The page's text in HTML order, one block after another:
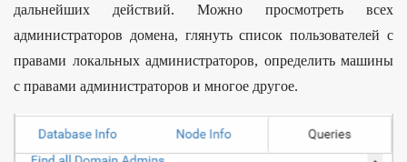
дальнейших действий. Можно просмотреть всех
администраторов домена, глянуть список пользователей с
правами локальных администраторов, определить машины
с правами администраторов и многое другое.